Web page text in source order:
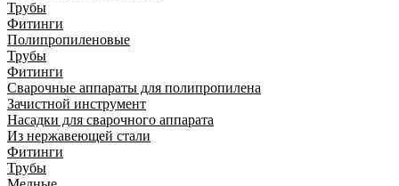
Трубы
Фитинги
Полипропиленовые
Трубы
Фитинги
Сварочные аппараты для полипропилена
Зачистной инструмент
Насадки для сварочного аппарата
Из нержавеющей стали
Фитинги
Трубы